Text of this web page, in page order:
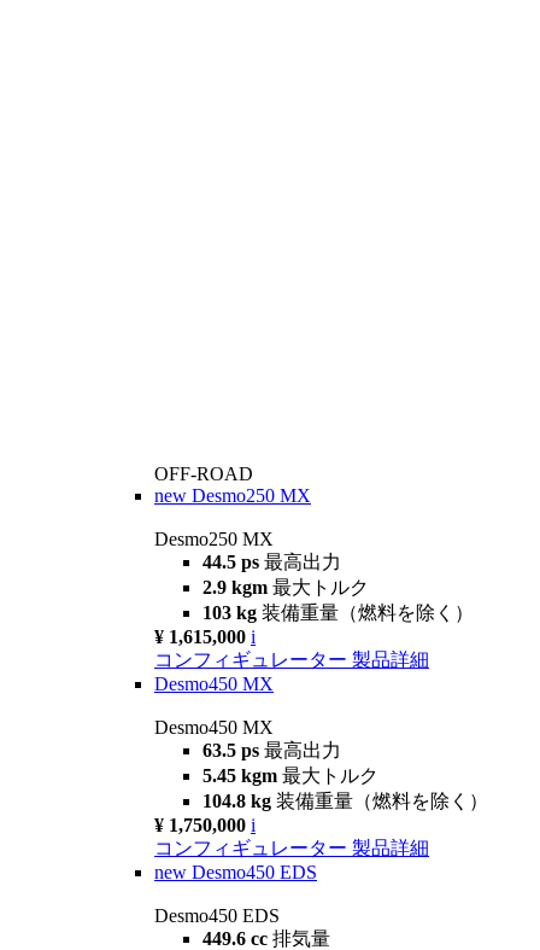
OFF-ROAD
new Desmo250 MX
Desmo250 MX
44.5 ps 最高出力
2.9 kgm 最大トルク
103 kg 装備重量（燃料を除く）
¥ 1,615,000 i
コンフィギュレーター 製品詳細
Desmo450 MX
Desmo450 MX
63.5 ps 最高出力
5.45 kgm 最大トルク
104.8 kg 装備重量（燃料を除く）
¥ 1,750,000 i
コンフィギュレーター 製品詳細
new Desmo450 EDS
Desmo450 EDS
449.6 cc 排気量